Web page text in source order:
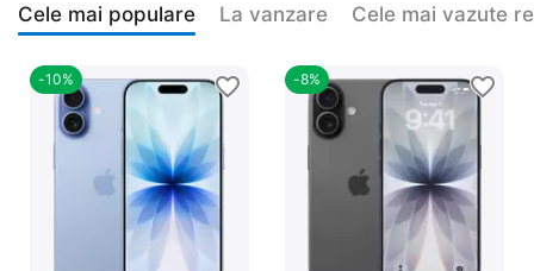
Cele mai populare La vanzare Cele mai vazute
-10% -8%